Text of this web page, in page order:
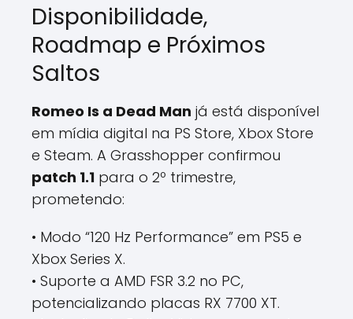
Disponibilidade,
Roadmap e Próximos
Saltos
Romeo Is a Dead Man já está disponível
em mídia digital na PS Store, Xbox Store
e Steam. A Grasshopper confirmou
patch 1.1 para o 2º trimestre,
prometendo:
• Modo “120 Hz Performance” em PS5 e
Xbox Series X.
• Suporte a AMD FSR 3.2 no PC,
potencializando placas RX 7700 XT.